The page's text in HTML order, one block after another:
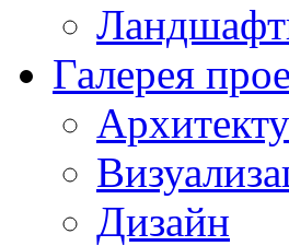
Галерея
Дизайн